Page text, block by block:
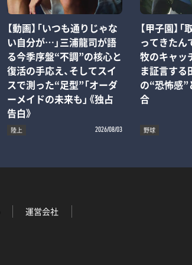
【動画】「いつも通りじゃな
い自分が…」三浦龍司が語
る今季序盤“不調”の核心と
復活の手応え、そしてスイ
スで測った“足型”「オーダ
ーメイドの未来も」《独占
告白》
陸上 2026/08/03
【甲子園】
ってきたん
牧のキャッ
ま証言する
の“恐怖感
合
野球
運営会社